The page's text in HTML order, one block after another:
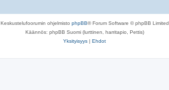
Keskustelufoorumin ohjelmisto phpBB® Forum Software © phpBB Limited
Käännös: phpBB Suomi (lurttinen, harritapio, Pettis)
Yksityisyys | Ehdot